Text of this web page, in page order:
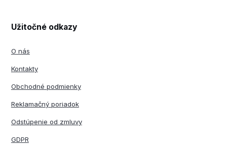
Užitočné odkazy
O nás
Kontakty
Obchodné podmienky
Reklamačný poriadok
Odstúpenie od zmluvy
GDPR